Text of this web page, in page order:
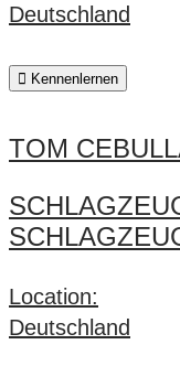
Deutschland
Kennenlernen
TOM
Location:
Deutschland